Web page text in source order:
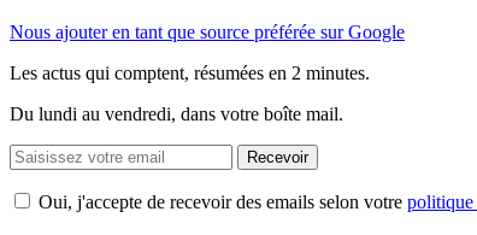
Nous ajouter en tant que source préférée sur Google
Les actus qui comptent, résumées en 2 minutes.
Du lundi au vendredi, dans votre boîte mail.
Recevoir
Oui, j'accepte de recevoir des emails selon votre politique